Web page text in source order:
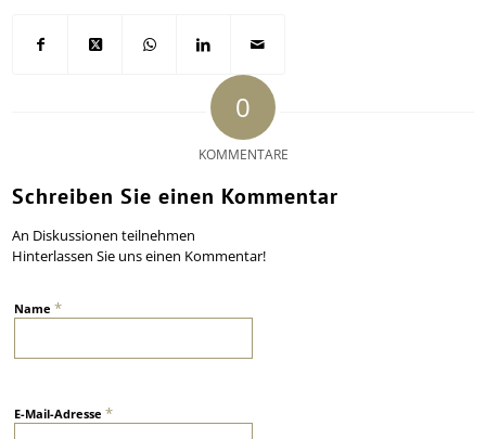
0
KOMMENTARE
Schreiben Sie einen Kommentar
An Diskussionen teilnehmen
Hinterlassen Sie uns einen Kommentar!
Name*
E-Mail-Adresse*